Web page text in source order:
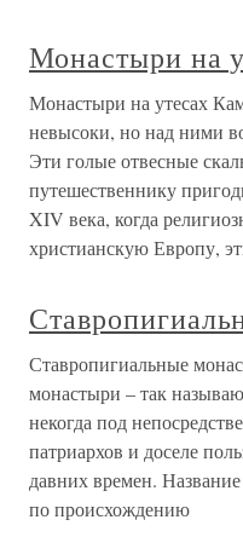
Монастыри на
Монастыри на утесах
невысоки, но над ними
Эти голые отвесные
путешественнику
XIV века, когда
христианскую Европу,
Ставропигиальные
монастыри – так
некогда под
патриархов и доселе
давних времен.
по происхождению